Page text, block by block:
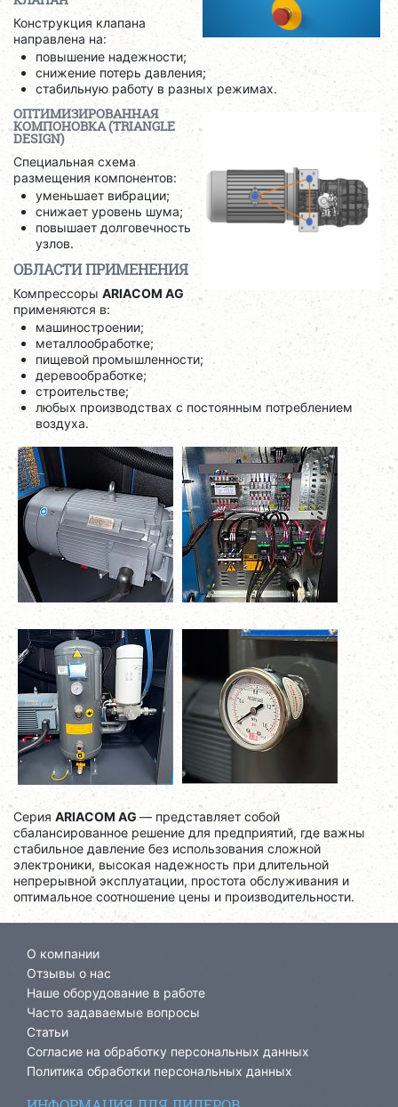
Конструкция клапана
направлена на:
повышение надежности;
снижение потерь давления;
стабильную работу в разных режимах.
ОПТИМИЗИРОВАННАЯ
КОМПОНОВКА (TRIANGLE
DESIGN)
Специальная схема
размещения компонентов:
уменьшает вибрации;
снижает уровень шума;
повышает долговечность
узлов.
ОБЛАСТИ ПРИМЕНЕНИЯ
Компрессоры ARIACOM AG
применяются в:
машиностроении;
металлообработке;
пищевой промышленности;
деревообработке;
строительстве;
любых производствах с постоянным потреблением
воздуха.
Серия ARIACOM AG — представляет собой
сбалансированное решение для предприятий, где важны
стабильное давление без использования сложной
электроники, высокая надежность при длительной
непрерывной эксплуатации, простота обслуживания и
оптимальное соотношение цены и производительности.
О компании
Отзывы о нас
Наше оборудование в работе
Часто задаваемые вопросы
Статьи
Согласие на обработку персональных данных
Политика обработки персональных данных